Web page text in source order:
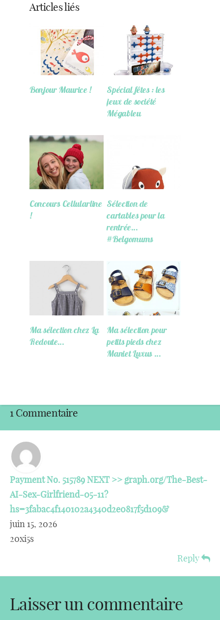
Articles liés
Bonjour Maurice !
Spécial fêtes : les
jeux de société
Mégableu
Concours Cellularline
!
Sélection de
cartables pour la
rentrée…
#Belgomums
Ma sélection chez La
Redoute…
Ma sélection pour
petits pieds chez
Maniet Luxus …
1 Commentaire
Payment No. 515789 NEXT >> graph.org/The-Best-
AI-Sex-Girlfriend-05-11?
hs=3fabac4f140102a4340d2e0817f5d109&
juin 15, 2026
20xi5s
Reply
Laisser un commentaire